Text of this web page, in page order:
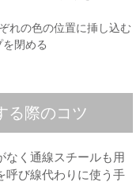
れの色の位置に挿し込む
閉める
る際のコツ
なく通線スチールも用
呼び線代わりに使う手